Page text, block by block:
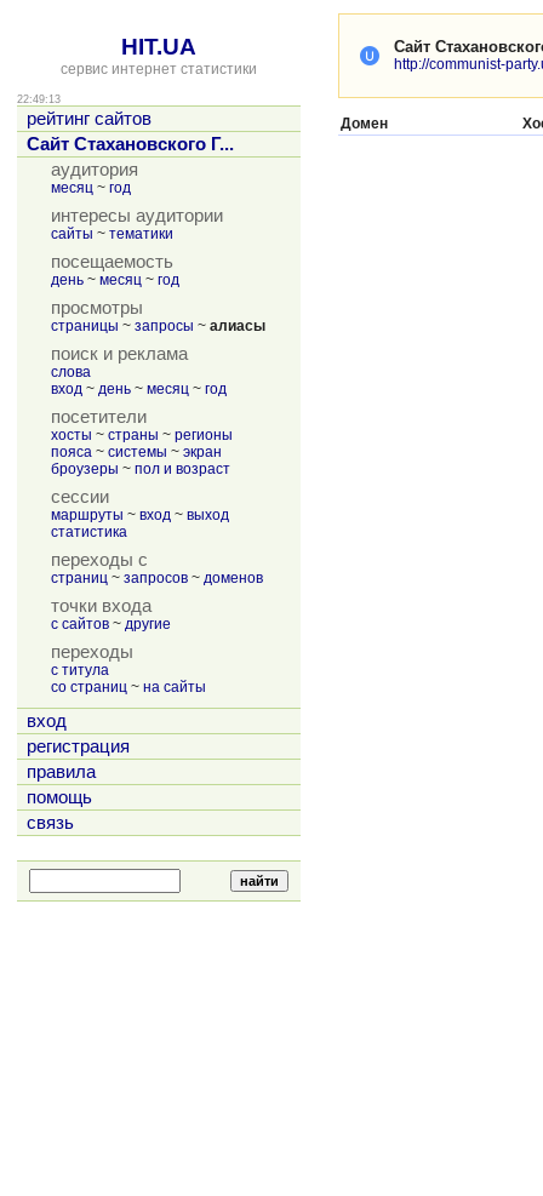
HIT.UA
сервис интернет статистики
22:49:13
рейтинг сайтов
Сайт Стахановского Г...
аудитория
месяц ~ год
интересы аудитории
сайты ~ тематики
посещаемость
день ~ месяц ~ год
просмотры
страницы ~ запросы ~ алиасы
поиск и реклама
слова
вход ~ день ~ месяц ~ год
посетители
хосты ~ страны ~ регионы
пояса ~ системы ~ экран
броузеры ~ пол и возраст
сессии
маршруты ~ вход ~ выход
статистика
переходы с
страниц ~ запросов ~ доменов
точки входа
с сайтов ~ другие
переходы
с титула
со страниц ~ на сайты
вход
регистрация
правила
помощь
связь
Сайт
http://communist-
Домен